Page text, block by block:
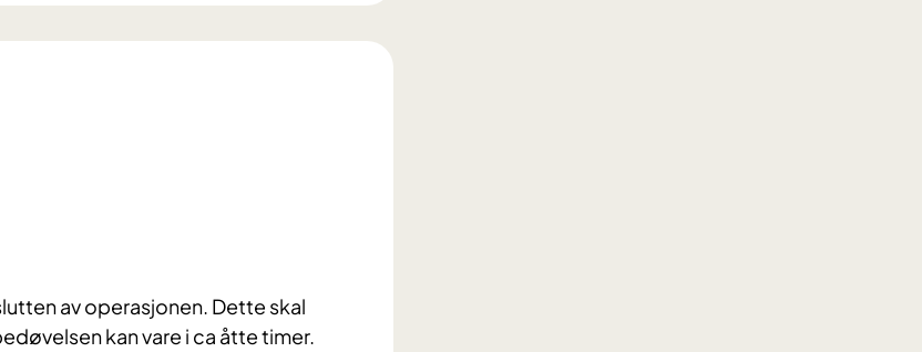
av operasjonen. Dette skal
kan vare i ca åtte timer.